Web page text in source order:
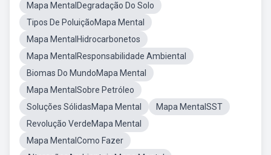
Mapa MentalDegradação Do Solo
Tipos De PoluiçãoMapa Mental
Mapa MentalHidrocarbonetos
Mapa MentalResponsabilidade Ambiental
Biomas Do MundoMapa Mental
Mapa MentalSobre Petróleo
Soluções SólidasMapa Mental
Mapa MentalSST
Revolução VerdeMapa Mental
Mapa MentalComo Fazer